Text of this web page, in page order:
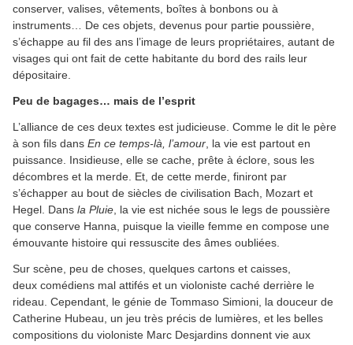
conserver, valises, vêtements, boîtes à bonbons ou à
instruments… De ces objets, devenus pour partie poussière,
s’échappe au fil des ans l’image de leurs propriétaires, autant de
visages qui ont fait de cette habitante du bord des rails leur
dépositaire.
Peu de bagages… mais de l’esprit
L’alliance de ces deux textes est judicieuse. Comme le dit le père
à son fils dans En ce temps-là, l’amour , la vie est partout en
puissance. Insidieuse, elle se cache, prête à éclore, sous les
décombres et la merde. Et, de cette merde, finiront par
s’échapper au bout de siècles de civilisation Bach, Mozart et
Hegel. Dans la Pluie , la vie est nichée sous le legs de poussière
que conserve Hanna, puisque la vieille femme en compose une
émouvante histoire qui ressuscite des âmes oubliées.
Sur scène, peu de choses, quelques cartons et caisses,
deux comédiens mal attifés et un violoniste caché derrière le
rideau. Cependant, le génie de Tommaso Simioni, la douceur de
Catherine Hubeau, un jeu très précis de lumières, et les belles
compositions du violoniste Marc Desjardins donnent vie aux